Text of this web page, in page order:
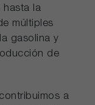
hasta la
múltiples
gasolina y
de
a